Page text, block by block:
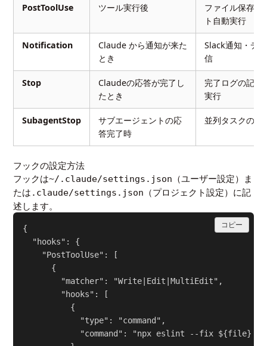
PostToolUse ツール実行後
ファイル保存
ト自動実行
Notification
Claude から通知が来た
とき
Slack通知・デ
信
Stop
Claudeの応答が完了し
たとき
完了ログの記録
実行
SubagentStop
サブエージェントの応
答完了時
並列タスクの完
フックの設定方法
フックは~/.claude/settings.json （ユーザー設定）ま
たは .claude/settings.json （プロジェクト設定）に記
述します。
{
  "hooks": {
    "PostToolUse": [
      {
        "matcher": "Write|Edit|MultiEdit",
        "hooks": [
          {
            "type": "command",
"command": "npx eslint --fix ${file}
コピー